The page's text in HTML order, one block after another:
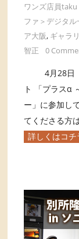
ワンズ店員taku
ファ＞デジタ
ア大阪, ギャラ
智正
0
4月28日（
ト 「プラスα
ー」に参加し
てくださる方
詳しくはコチ